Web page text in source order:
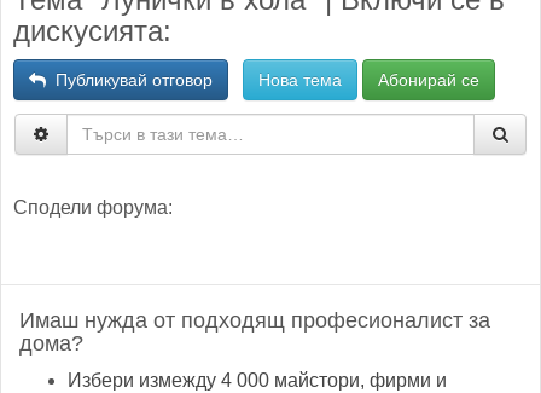
дискусията:
Публикувай отговор Нова тема Абонирай се
Сподели форума:
Имаш нужда от подходящ професионалист за
дома?
Избери измежду 4 000 майстори, фирми и